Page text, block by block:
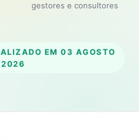
gestores e consultores
EM 03 AGOSTO
2026